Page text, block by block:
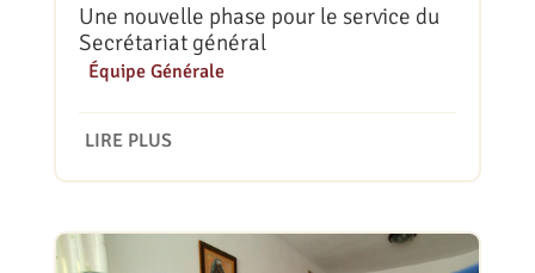
Une nouvelle phase pour le service du
Secrétariat général
Équipe Générale
LIRE PLUS